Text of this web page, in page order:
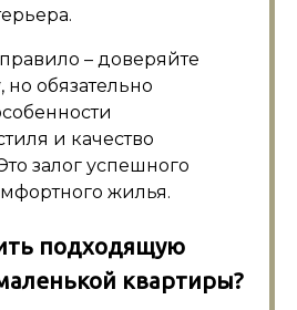
– доверяйте
но обязательно
и качество
залог успешного
жилья.
подходящую
квартиры?